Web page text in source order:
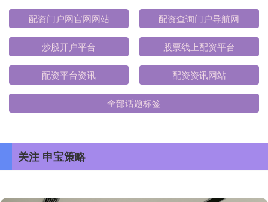
配资门户网官网网站 配资查询门户导航网
炒股开户平台 股票线上配资平台
配资平台资讯 配资资讯网站
全部话题标签
关注 申宝策略